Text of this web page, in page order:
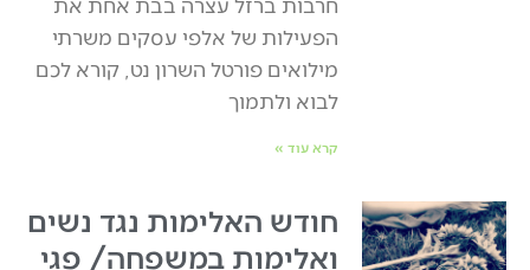
חרבות ברזל עצרה בבת אחת את
הפעילות של אלפי עסקים משרתי
מילואים פורטל השרון נט, קורא לכם
לבוא ולתמוך
קרא עוד »
חודש האלימות נגד נשים
ואלימות במשפחה/ פגי